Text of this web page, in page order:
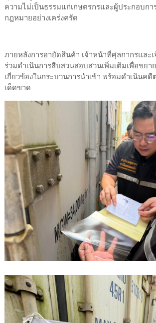
ความไม่เป็นธรรมแก่เกษตรกรและผู้ประกอบก
กฎหมายอย่างเคร่งครัด
ภายหลังการอายัดสินค้า เจ้าหน้าที่ศุลกากรและ
ร่วมดำเนินการสืบสวนสอบสวนเพิ่มเติมเพื่อขยา
เกี่ยวข้องในกระบวนการนำเข้า พร้อมดำเนินค
เด็ดขาด